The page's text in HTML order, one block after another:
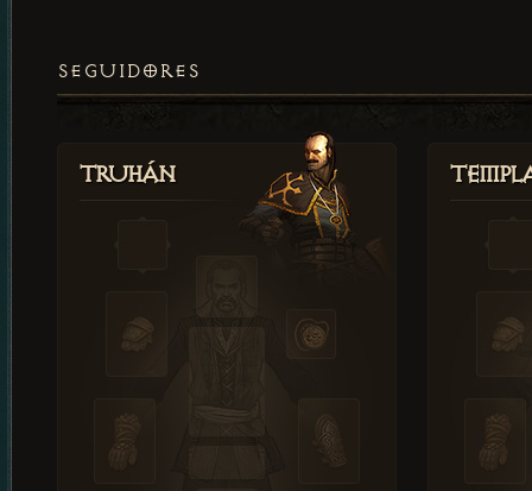
SEGUIDORES
Truhán